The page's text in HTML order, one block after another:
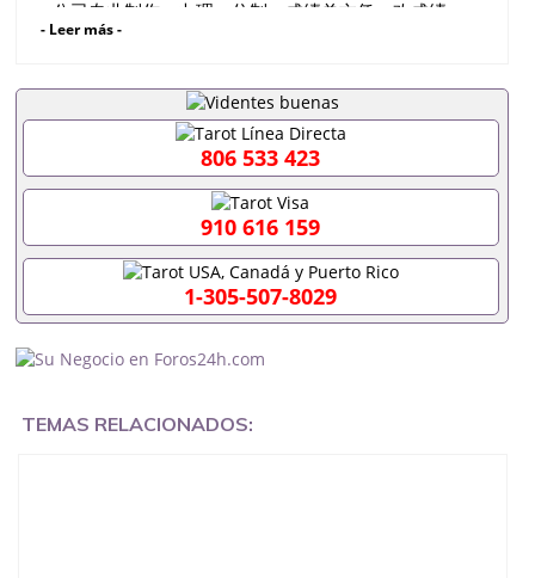
公司专业制作、办理、仿制、成绩单文凭、改成绩、
教育部学历学位认证、毕业证、成绩单、文凭、学历
证认证、留服认证、使馆认证、使馆证明、使馆留学
回国人员证明、留学生认证、学历认证、文凭认证学
位认证、留学生学历认证、留学生学位认证、英国文
凭学历、美国文凭学历、澳洲文凭学历、加拿大文凭
学历、新西兰学历认证等q:551190476 微信：
551190476 圣何塞州立大学毕业证（San Jose State
University）圣何塞州立大学毕业证（San Jose State
University）圣何塞州立大学毕业证（San Jose State
University）圣何塞州立大学成绩单（San Jose State
University）圣何塞州立大学成绩单（ San Jose State
University）圣何塞州立大学成绩单（San Jose State
University）成绩单圣何塞州立大学文凭（San Jose
State University）圣何塞州立大学（San Jose State
University）圣何塞州立大学（ San Jose State
- Leer más -
806 533 423
910 616 159
1-305-507-8029
TEMAS RELACIONADOS: